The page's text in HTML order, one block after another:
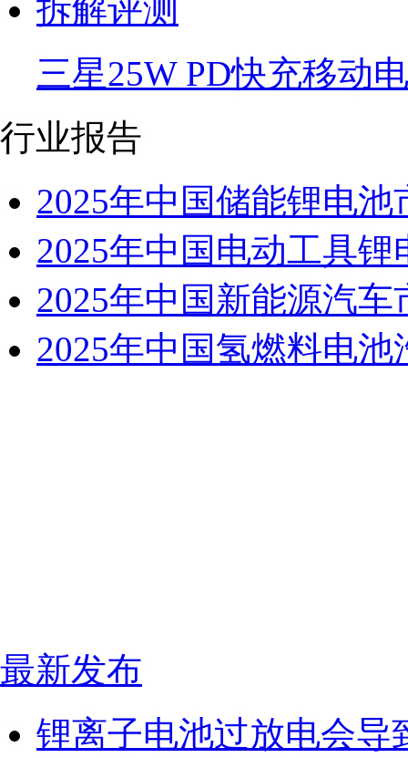
三星25W PD快充移动
行业报告
2025年中国储能锂电
2025年中国电动工具
2025年中国新能源汽
2025年中国氢燃料电
最新发布
锂离子电池过放电会导